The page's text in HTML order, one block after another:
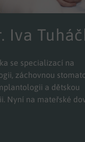
Iva
se specializací na
záchovnou
a dětskou
Nyní na mateřské